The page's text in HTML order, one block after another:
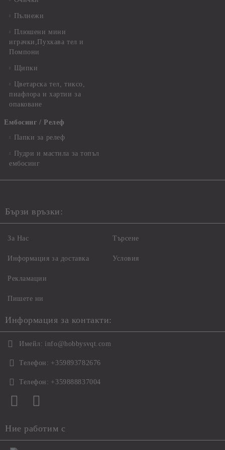
Пълнежи
Плюшени мини
играчки,Пухкава тел и
Помпони
Щипки
Цветарска тел, тиксо,
пиафлора и хартии за
опаковане
Ембосинг / Релеф
Папки за релеф
Пудри и мастила за топъл
ембосинг
Бързи връзки:
За Нас
Информация за доставка
Рекламации
Пишете ни
Търсене
Условия
Информация за контакти:
Имейл: info@hobbysvqt.com
Телефон: +359893782676
Телефон: +359888837004
Ние работим с